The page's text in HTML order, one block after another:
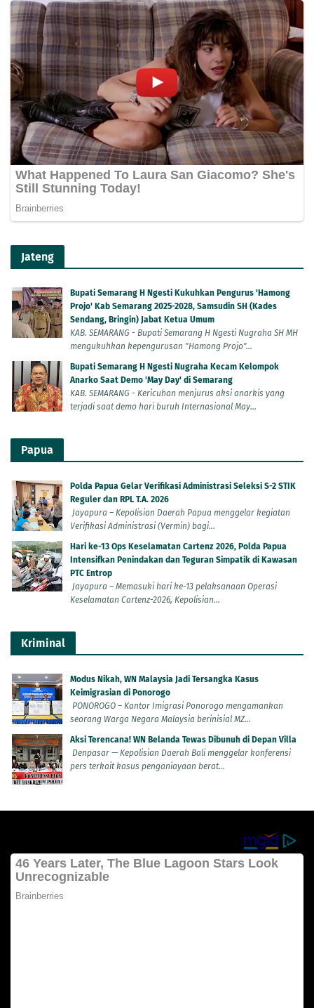
Jateng
Bupati Semarang H Ngesti Kukuhkan Pengurus 'Hamong
Projo' Kab Semarang 2025-2028, Samsudin SH (Kades
Sendang, Bringin) Jabat Ketua Umum
KAB. SEMARANG - Bupati Semarang H Ngesti Nugraha SH MH
mengukuhkan kepengurusan "Hamong Projo"...
Bupati Semarang H Ngesti Nugraha Kecam Kelompok
Anarko Saat Demo 'May Day' di Semarang
KAB. SEMARANG - Kericuhan menjurus aksi anarkis yang
terjadi saat demo hari buruh Internasional May...
Papua
Polda Papua Gelar Verifikasi Administrasi Seleksi S-2 STIK
Reguler dan RPL T.A. 2026
Jayapura – Kepolisian Daerah Papua menggelar kegiatan
Verifikasi Administrasi (Vermin) bagi...
Hari ke-13 Ops Keselamatan Cartenz 2026, Polda Papua
Intensifkan Penindakan dan Teguran Simpatik di Kawasan
PTC Entrop
Jayapura – Memasuki hari ke-13 pelaksanaan Operasi
Keselamatan Cartenz-2026, Kepolisian...
Kriminal
Modus Nikah, WN Malaysia Jadi Tersangka Kasus
Keimigrasian di Ponorogo
PONOROGO – Kantor Imigrasi Ponorogo mengamankan
seorang Warga Negara Malaysia berinisial MZ...
Aksi Terencana! WN Belanda Tewas Dibunuh di Depan Villa
Denpasar — Kepolisian Daerah Bali menggelar konferensi
pers terkait kasus penganiayaan berat...